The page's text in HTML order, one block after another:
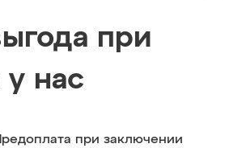
при
у нас
при заключении